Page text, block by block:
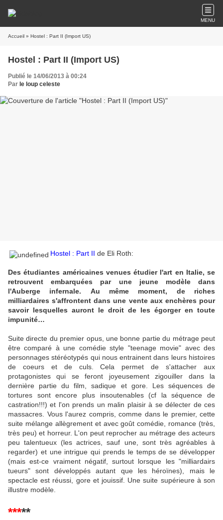
MENU
Accueil » Hostel : Part II (Import US)
Hostel : Part II (Import US)
Publié le 14/06/2013 à 00:24
Par le loup celeste
Hostel : Part II de Eli Roth:
Des étudiantes américaines venues étudier l'art en Italie, se
retrouvent embarquées par une jeune modèle dans
l'Auberge infernale. Au même moment, de riches
milliardaires s'affrontent dans une vente aux enchères pour
savoir lesquelles auront le droit de les égorger en toute
impunité…
Suite directe du premier opus, une bonne partie du métrage peut
être comparé à une comédie style "teenage movie" avec des
personnages stéréotypés qui nous entrainent dans leurs histoires
de coeurs et de culs. Cela permet de s'attacher aux
protagonistes qui se feront joyeusement zigouiller dans la
dernière partie du film, sadique et gore. Les séquences de
tortures sont encore plus insoutenables (cf la séquence de
castration!!!) et l'on prends un malin plaisir à se délecter de ces
massacres. Vous l'aurez compris, comme dans le premier, cette
suite mélange allègrement et avec goût comédie, romance (très,
très peu) et horreur. L'on peut reprocher au métrage des acteurs
peu talentueux (les actrices, sauf une, sont très agréables à
regarder) et une intrigue qui prends le temps de se développer
(mais est-ce vraiment négatif, surtout lorsque les "milliardairs
tueurs" sont développés autant que les héroïnes), mais le
spectacle est réussi, gore et jouissif. Une suite supérieure à son
illustre modèle.
*****